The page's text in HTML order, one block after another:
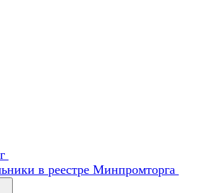
в реестре Минпромторга